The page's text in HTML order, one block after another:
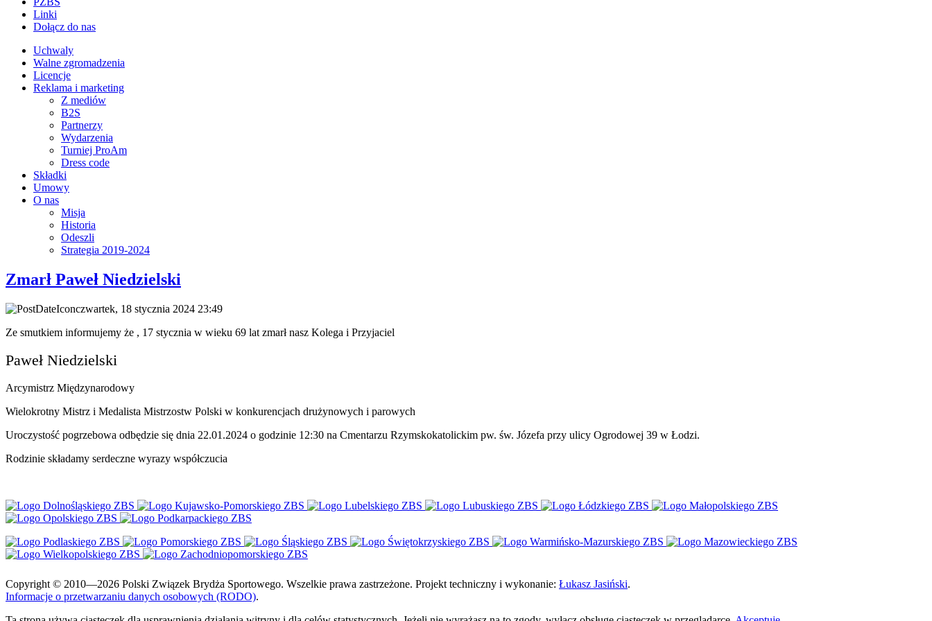
Linki
Dołącz do nas
Uchwaly
Walne zgromadzenia
Licencje
Reklama i marketing
Z mediów
B2S
Partnerzy
Wydarzenia
Turniej ProAm
Dress code
Składki
Umowy
O nas
Misja
Historia
Odeszli
Strategia 2019-2024
Zmarł Paweł Niedzielski
czwartek, 18 stycznia 2024 23:49
Ze smutkiem informujemy że , 17 stycznia w wieku 69 lat zmarł nasz Kolega i Przyjaciel
Paweł Niedzielski
Arcymistrz Międzynarodowy
Wielokrotny Mistrz i Medalista Mistrzostw Polski w konkurencjach drużynowych i parowych
Uroczystość pogrzebowa odbędzie się dnia 22.01.2024 o godzinie 12:30 na Cmentarzu Rzymskokatolickim pw. św. Józefa przy ulicy Ogrodowej 39 w Łodzi.
Rodzinie składamy serdeczne wyrazy współczucia
Copyright © 2010—2026 Polski Związek Brydża Sportowego. Wszelkie prawa zastrzeżone. Projekt techniczny i wykonanie: Łukasz Jasiński.
Informacje o przetwarzaniu danych osobowych (RODO).